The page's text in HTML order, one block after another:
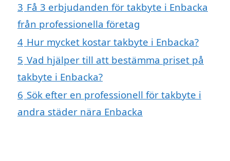
3 Få 3 erbjudanden för takbyte i Enbacka
från professionella företag
4 Hur mycket kostar takbyte i Enbacka?
5 Vad hjälper till att bestämma priset på
takbyte i Enbacka?
6 Sök efter en professionell för takbyte i
andra städer nära Enbacka